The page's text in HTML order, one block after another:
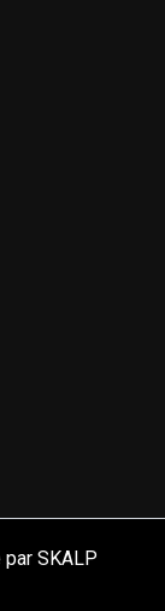
SKALP